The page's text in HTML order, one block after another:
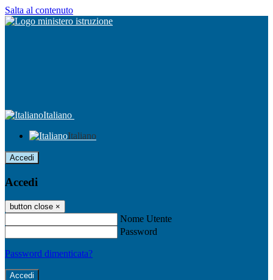
Salta al contenuto
Italiano
Italiano
Accedi
Accedi
button close ×
Nome Utente
Password
Password dimenticata?